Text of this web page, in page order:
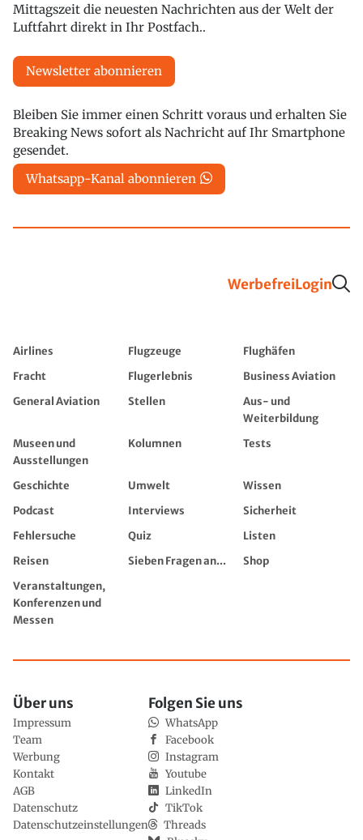
Mittagszeit die neuesten Nachrichten aus der Welt der
Luftfahrt direkt in Ihr Postfach..
Newsletter abonnieren
Bleiben Sie immer einen Schritt voraus und erhalten Sie
Breaking News sofort als Nachricht auf Ihr Smartphone
gesendet.
Whatsapp-Kanal abonnieren
WerbefreiLogin
Airlines Flugzeuge
Flughäfen
Fracht
Flugerlebnis
Business Aviation
General Aviation
Stellen
Aus- und
Weiterbildung
Museen und
Ausstellungen
Kolumnen Tests
Geschichte Umwelt
Wissen
Podcast
Interviews
Sicherheit
Fehlersuche
Quiz
Listen
Reisen
Sieben Fragen an...
Shop
Veranstaltungen,
Konferenzen und
Messen
Über uns
Impressum
Team
Werbung
Kontakt
AGB
Datenschutz
Datenschutzeinstellungen
Folgen Sie uns
WhatsApp
Facebook
Instagram
Youtube
LinkedIn
TikTok
Threads